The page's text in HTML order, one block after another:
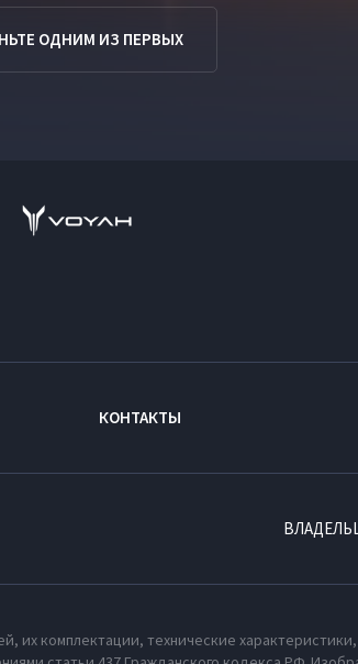
ОДНИМ ИЗ ПЕРВЫХ
КОНТАКТЫ
комплектации, технические